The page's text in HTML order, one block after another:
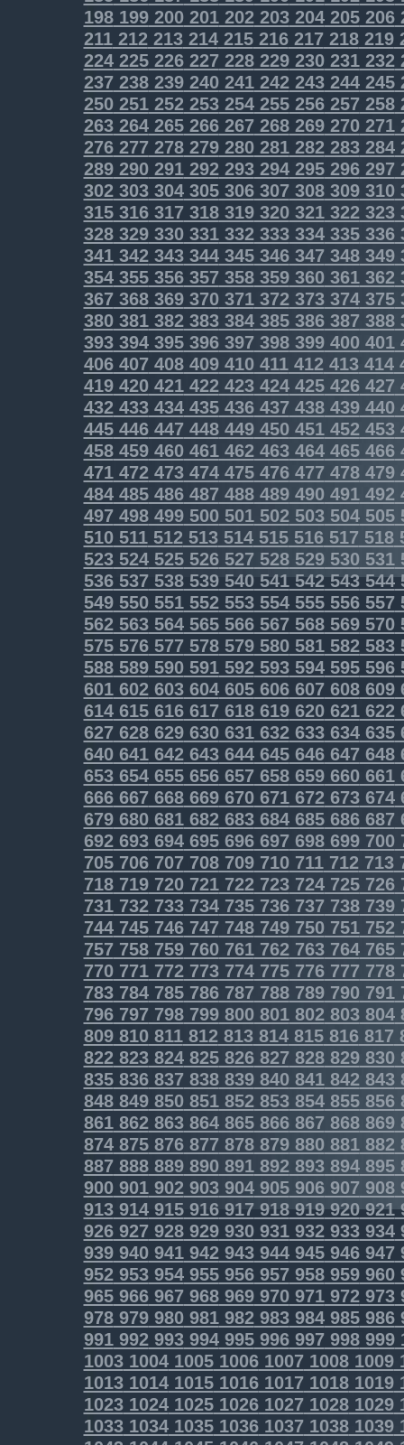
198199200201202203204205206
211212213214215216217218219
224225226227228229230231232
237238239240241242243244245
250251252253254255256257258
263264265266267268269270271
276277278279280281282283284
289290291292293294295296297
302303304305306307308309310
315316317318319320321322323
328329330331332333334335336
341342343344345346347348349
354355356357358359360361362
367368369370371372373374375
380381382383384385386387 388
393394395396397398399400401
406407408409410411412413414
419420421422423424425426427
432433434435436437438439440
445446447448449450451452453
458459460461462463464465466
471472473474475476477 478479
484485486487 488489490491492
497498499500501502503504505
510511512513514515516517 518
523524525526527 528529530 531
536537538539540541542543544
549550551552553554555556557
562563564565566567568569570
575576577578579580581582583
588589590591592593594595596
601602603604605606607608609
614615616617618619620621622
627628629630631632633634635
640641642643644645646647648
653654655656657658659660661
666667668669670671672673674
679680681682683684685686687
692693694695696697698699700
705706707708709710711712713
718719720721722723724725726
731732733734735736737 738739
744745746747748749750751752
757758759760761762763764765
770771772773774775776777 778
783784785786787788789790791
796797798799800801802803804
809810811812813814815816817
822823824825826827 828829830
835836837838839840841842843
848849850851852853854855856
861862863864865866867 868869
874875876877 878879880 881882
887888889890891892893894895
900901902903904905906907 908
913914915916917918919920921
926927928929930931932933934
939940941942943944945946947
952953954955956957958959960
965966967968969970971972973
978979980981982983984985986
991992993994995996997998999
1003100410051006100710081009
1013101410151016101710181019
1023102410251026102710281029
1033103410351036103710381039